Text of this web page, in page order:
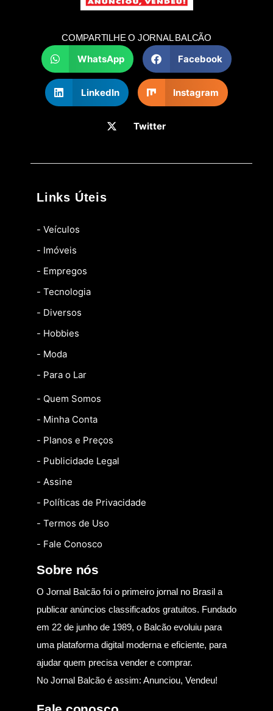
COMPARTILHE O JORNAL BALCÃO
WhatsApp Facebook
LinkedIn Instagram
Twitter
Links Úteis
- Veículos
- Imóveis
- Empregos
- Tecnologia
- Diversos
- Hobbies
- Moda
- Para o Lar
- Quem Somos
- Minha Conta
- Planos e Preços
- Publicidade Legal
- Assine
- Políticas de Privacidade
- Termos de Uso
- Fale Conosco
Sobre nós
O Jornal Balcão foi o primeiro jornal no Brasil a
publicar anúncios classificados gratuitos. Fundado
em 22 de junho de 1989, o Balcão evoluiu para
uma plataforma digital moderna e eficiente, para
ajudar quem precisa vender e comprar.
No Jornal Balcão é assim: Anunciou, Vendeu!